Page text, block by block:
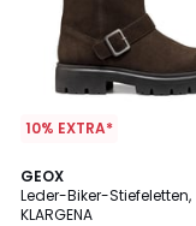
10% EXTRA*
GEOX
Leder-Biker-Stiefeletten,
KLARGENA